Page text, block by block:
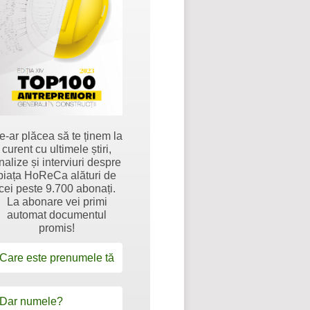
ar plăcea să te ținem la
curent cu ultimele știri,
și interviuri despre
HoReCa alături de
peste 9.700 abonați.
La abonare vei primi
automat documentul
promis!